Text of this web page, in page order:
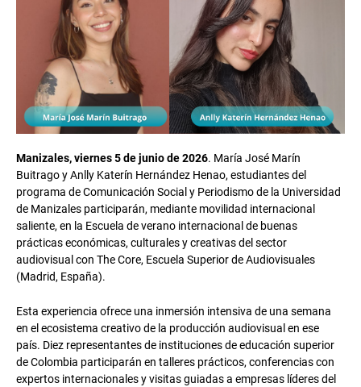
Manizales, viernes 5 de junio de 2026. María José Marín
Buitrago y Anlly Katerín Hernández Henao, estudiantes del
programa de Comunicación Social y Periodismo de la Universidad
de Manizales participarán, mediante movilidad internacional
saliente, en la Escuela de verano internacional de buenas
prácticas económicas, culturales y creativas del sector
audiovisual con The Core, Escuela Superior de Audiovisuales
(Madrid, España).
Esta experiencia ofrece una inmersión intensiva de una semana
en el ecosistema creativo de la producción audiovisual en ese
país. Diez representantes de instituciones de educación superior
de Colombia participarán en talleres prácticos, conferencias con
expertos internacionales y visitas guiadas a empresas líderes del